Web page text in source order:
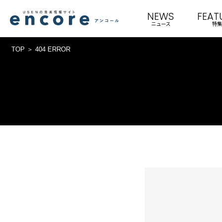
NEWS
ニュース 特集
TOP 404 ERROR